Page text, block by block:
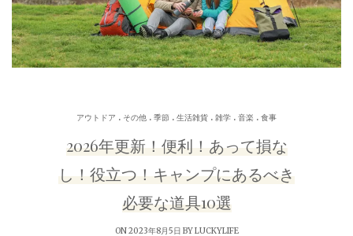
アウトドア . その他 . 季節 . 生活雑貨 . 雑学 . 音楽 . 食事
2026年更新！便利！あって損な
し！役立つ！キャンプにあるべき
必要な道具10選
ON 2023年8月5日 BYLUCKYLIFE